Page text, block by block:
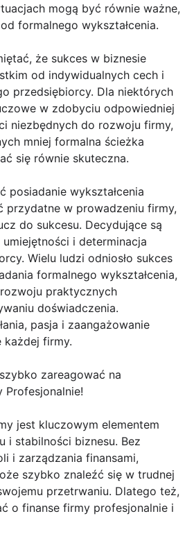
mogą być równie ważne,
formalnego wykształcenia.
że sukces w biznesie
od indywidualnych cech i
przedsiębiorcy. Dla niektórych
w zdobyciu odpowiedniej
niezbędnych do rozwoju firmy,
mniej formalna ścieżka
się równie skuteczna.
posiadanie wykształcenia
przydatne w prowadzeniu firmy,
do sukcesu. Decydujące są
i determinacja
Wielu ludzi odniosło sukces
formalnego wykształcenia,
praktycznych
doświadczenia.
pasja i zaangażowanie
każdej firmy.
zareagować na
Profesjonalnie!
jest kluczowym elementem
i stabilności biznesu. Bez
i zarządzania finansami,
szybko znaleźć się w trudnej
przetrwaniu. Dlatego też,
o finanse firmy profesjonalnie i